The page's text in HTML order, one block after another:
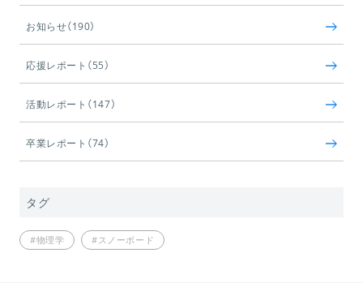
お知らせ（190）
応援レポート（55）
活動レポート（147）
卒業レポート（74）
タグ
#物理学 #スノーボード